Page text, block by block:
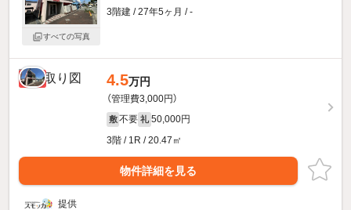
すべての写真
3階建 / 27年5ヶ月 / -
新着 4.5万円
（管理費3,000円）
敷 不要 礼 50,000円
3階 / 1R / 20.47㎡
物件詳細を見る
提供